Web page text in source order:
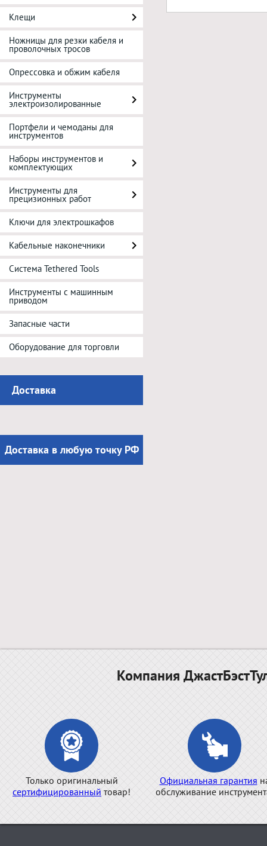
Клещи
Ножницы для резки кабеля и
проволочных тросов
Опрессовка и обжим кабеля
Инструменты
электроизолированные
Портфели и чемоданы для
инструментов
Наборы инструментов и
комплектующих
Инструменты для
прецизионных работ
Ключи для электрошкафов
Кабельные наконечники
Система Tethered Tools
Инструменты с машинным
приводом
Запасные части
Оборудование для торговли
Доставка
Доставка в любую точку РФ
Компания
Только оригинальный
сертифицированный товар!
Официальная гарантия
обслуживание